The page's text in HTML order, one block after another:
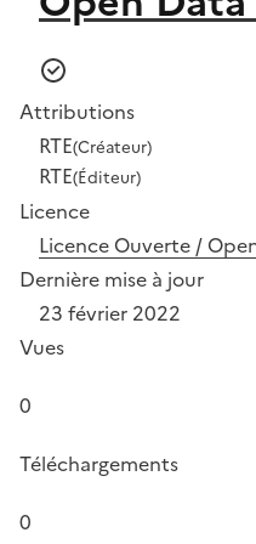
Attributions
RTE(Créateur)
RTE(Éditeur)
Licence
Licence Ouverte /
Dernière mise à jour
23 février 2022
Vues
0
Téléchargements
0